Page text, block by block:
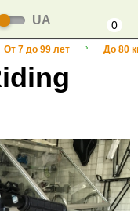
UA 0
От 7 до 99 лет До 80